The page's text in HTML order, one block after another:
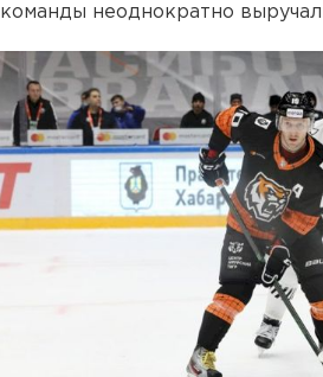
команды неоднократно